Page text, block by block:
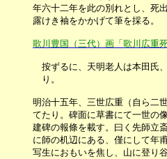
年六十二年を此の別れとし、死出
露けき袖をかかげて筆を採る。
歌川豊国（三代）画「歌川広重死
按ずるに、天明老人は本田氏、俗
り。
明治十五年、三世広重（自ら二世
てたり。碑面に草書にて一世の像
建碑の報條を載す。曰く先師立斎
に師の机辺にある、僅にして年甫
写生におもいを焦し、山に登り谷